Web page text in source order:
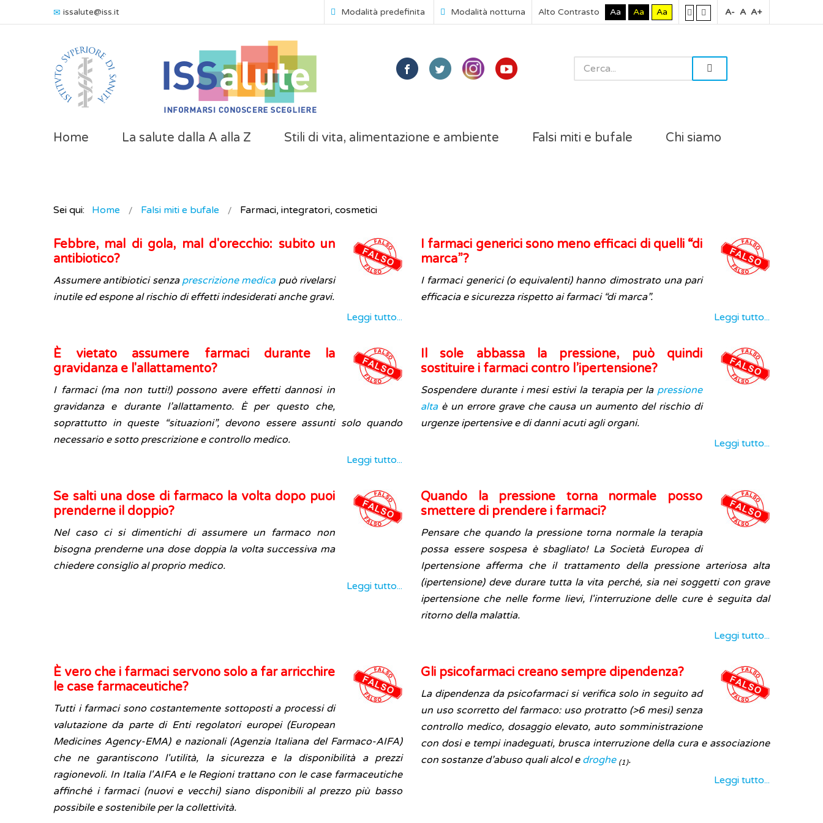
issalute@iss.it Modalità predefinita Modalità notturna Alto Contrasto Aa Aa Aa A- A A+
Home La salute dalla A alla Z Stili di vita, alimentazione e ambiente Falsi miti e bufale Chi siamo
Sei qui: Home Falsi miti e bufale Farmaci, integratori, cosmetici
Febbre, mal di gola, mal d'orecchio: subito un
antibiotico?
Assumere antibiotici senza prescrizione medicapuò rivelarsi
inutile ed espone al rischio di effetti indesiderati anche gravi.
Leggi tutto...
I farmaci generici sono meno efficaci di quelli “di
marca”?
I farmaci generici (o equivalenti) hanno dimostrato una pari
efficacia e sicurezza rispetto ai farmaci “di marca”.
Leggi tutto...
È vietato assumere farmaci durante la
gravidanza e l'allattamento?
I farmaci (ma non tutti!) possono avere effetti dannosi in
gravidanza e durante l’allattamento. È per questo che,
soprattutto in queste “situazioni”, devono essere assunti solo quando
necessario e sotto prescrizione e controllo medico.
Leggi tutto...
Il sole abbassa la pressione, può quindi
sostituire i farmaci contro l’ipertensione?
Sospendere durante i mesi estivi la terapia per la pressione
altaè un errore grave che causa un aumento del rischio di
urgenze ipertensive e di danni acuti agli organi.
Leggi tutto...
Se salti una dose di farmaco la volta dopo puoi
prenderne il doppio?
Nel caso ci si dimentichi di assumere un farmaco non
bisogna prenderne una dose doppia la volta successiva ma
chiedere consiglio al proprio medico.
Leggi tutto...
Quando la pressione torna normale posso
smettere di prendere i farmaci?
Pensare che quando la pressione torna normale la terapia
possa essere sospesa è sbagliato! La Società Europea di
Ipertensione afferma che il trattamento della pressione arteriosa alta
(ipertensione) deve durare tutta la vita perché, sia nei soggetti con grave
ipertensione che nelle forme lievi, l'interruzione delle cure è seguita dal
ritorno della malattia.
Leggi tutto...
È vero che i farmaci servono solo a far arricchire
le case farmaceutiche?
Tutti i farmaci sono costantemente sottoposti a processi di
valutazione da parte di Enti regolatori europei (European
Medicines Agency-EMA) e nazionali (Agenzia Italiana del Farmaco-AIFA)
che ne garantiscono l'utilità, la sicurezza e la disponibilità a prezzi
ragionevoli. In Italia l'AIFA e le Regioni trattano con le case farmaceutiche
affinché i farmaci (nuovi e vecchi) siano disponibili al prezzo più basso
possibile e sostenibile per la collettività.
Gli psicofarmaci creano sempre dipendenza?
La dipendenza da psicofarmaci si verifica solo in seguito ad
un uso scorretto del farmaco: uso protratto (>6 mesi) senza
controllo medico, dosaggio elevato, auto somministrazione
con dosi e tempi inadeguati, brusca interruzione della cura e associazione
con sostanze d’abuso quali alcol e droghe (1).
Leggi tutto...